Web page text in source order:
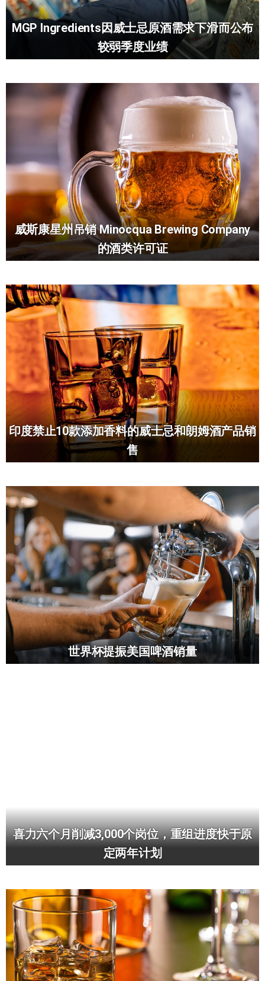
MGP Ingredients因威士忌原酒需求下滑而公布
较弱季度业绩
威斯康星州吊销 Minocqua Brewing Company
的酒类许可证
印度禁止10款添加香料的威士忌和朗姆酒产品销
售
世界杯提振美国啤酒销量
喜力六个月削减3,000个岗位，重组进度快于原
定两年计划